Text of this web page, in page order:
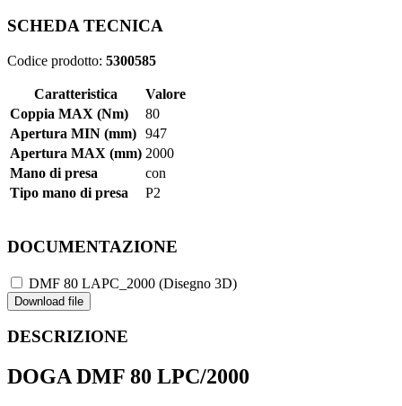
SCHEDA TECNICA
Codice prodotto: 5300585
Caratteristica
Valore
Coppia MAX (Nm)
80
Apertura MIN (mm) 947
Apertura MAX (mm) 2000
Mano di presa
con
Tipo mano di presa
P2
DOCUMENTAZIONE
DMF 80 LAPC_2000 (Disegno 3D)
Download file
DESCRIZIONE
DOGA DMF 80 LPC/2000